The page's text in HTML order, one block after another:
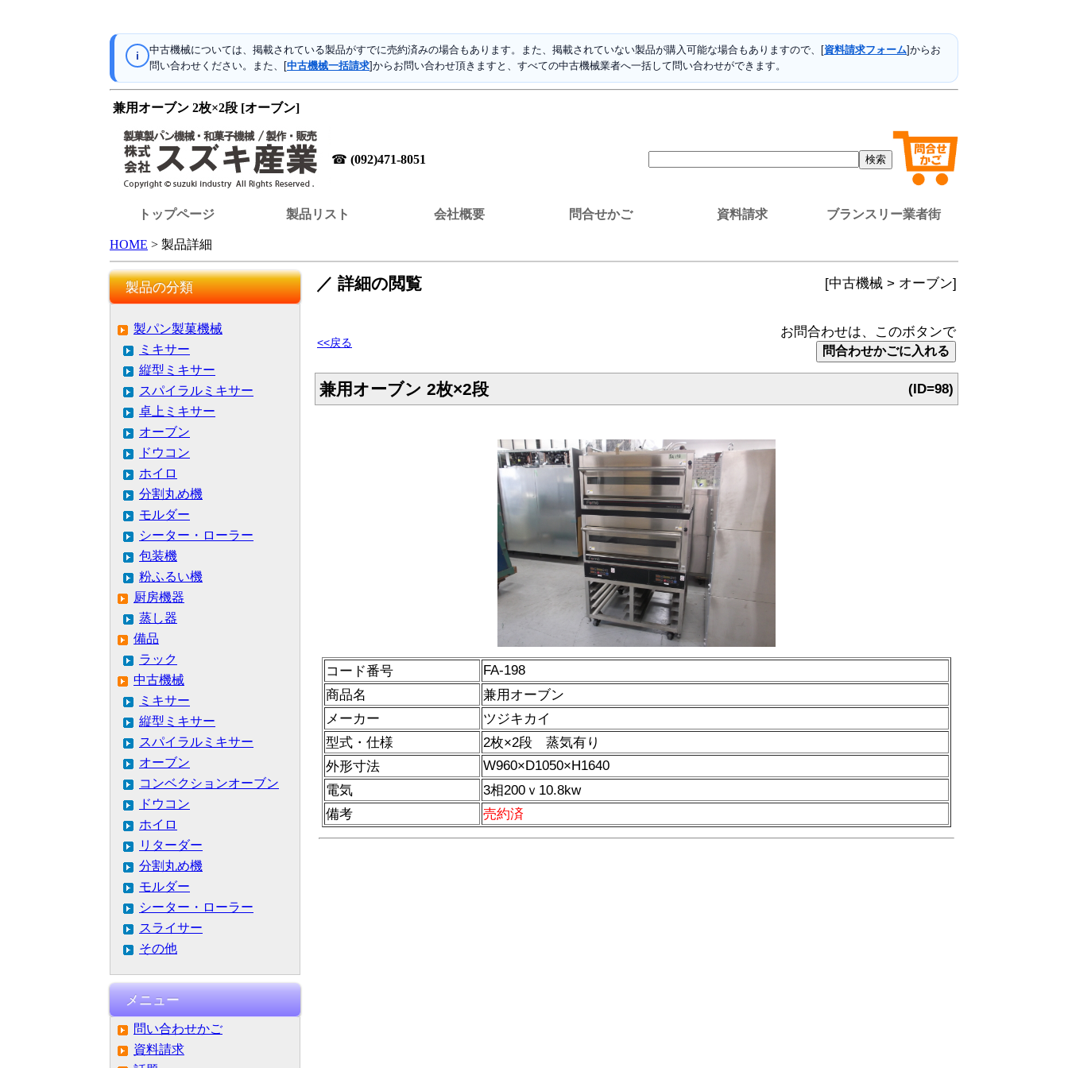
i 中古機械については、掲載されている製品がすでに売約済みの場合もあります。また、掲載されていない製品が購入可能な場合もありますので、[資料請求フォーム]からお
問い合わせください。また、[中古機械一括請求]からお問い合わせ頂きますと、すべての中古機械業者へ一括して問い合わせができます。
兼用オーブン 2枚×2段 [オーブン]
☎ (092)471-8051
トップページ 製品リスト 会社概要 問合せかご 資料請求 ブランスリー業者街
HOME > 製品詳細
製品の分類
製パン製菓機械
ミキサー
縦型ミキサー
スパイラルミキサー
卓上ミキサー
オーブン
ドウコン
ホイロ
分割丸め機
モルダー
シーター・ローラー
包装機
粉ふるい機
厨房機器
蒸し器
備品
ラック
中古機械
ミキサー
縦型ミキサー
スパイラルミキサー
オーブン
コンベクションオーブン
ドウコン
ホイロ
リターダー
分割丸め機
モルダー
シーター・ローラー
スライサー
その他
メニュー
問い合わせかご
資料請求
／ 詳細の閲覧 [中古機械 > オーブン]
<<戻る
お問合わせは、このボタンで
兼用オーブン 2枚×2段 (ID=98)
コード番号
FA-198
商品名
兼用オーブン
メーカー
ツジキカイ
型式・仕様
2枚×2段 蒸気有り
外形寸法
W960×D1050×H1640
電気
3相200ｖ10.8kw
備考
売約済